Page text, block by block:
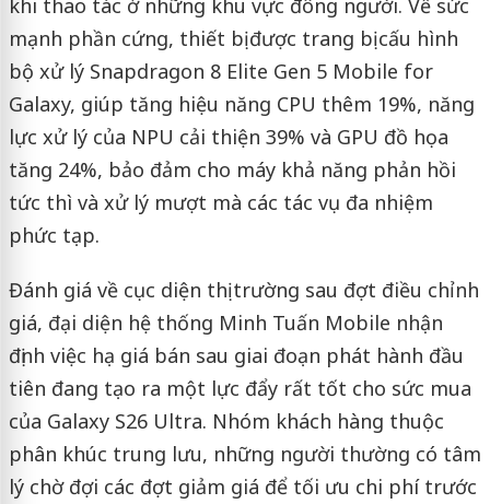
mạnh phần cứng, thiết bị được trang bị cấu hình
bộ xử lý Snapdragon 8 Elite Gen 5 Mobile for
Galaxy, giúp tăng hiệu năng CPU thêm 19%, năng
lực xử lý của NPU cải thiện 39% và GPU đồ họa
tăng 24%, bảo đảm cho máy khả năng phản hồi
tức thì và xử lý mượt mà các tác vụ đa nhiệm
phức tạp.
Đánh giá về cục diện thị trường sau đợt điều chỉnh
giá, đại diện hệ thống Minh Tuấn Mobile nhận
định việc hạ giá bán sau giai đoạn phát hành đầu
tiên đang tạo ra một lực đẩy rất tốt cho sức mua
của Galaxy S26 Ultra. Nhóm khách hàng thuộc
phân khúc trung lưu, những người thường có tâm
lý chờ đợi các đợt giảm giá để tối ưu chi phí trước